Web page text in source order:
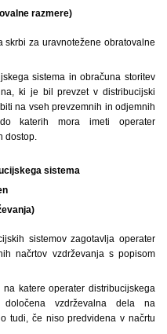
razmere)
skrbi za uravnotežene obratovalne
sistema in obračuna storitev
ki je bil prevzet v distribucijski
na vseh prevzemnih in odjemnih
katerih mora imeti operater
dostop.
sistema
sistemov zagotavlja operater
načrtov vzdrževanja s popisom
katere operater distribucijskega
vzdrževalna dela na
tudi, če niso predvidena v načrtu